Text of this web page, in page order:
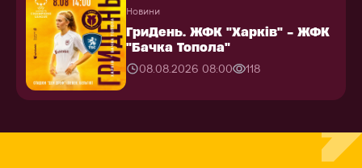
Новини
ГриДень. ЖФК "Харків" - ЖФК
"Бачка Топола"
08.08.2026 08:00 118